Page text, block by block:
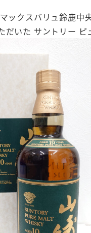
ックスバリュ鈴鹿中央
だいた サントリー ピ